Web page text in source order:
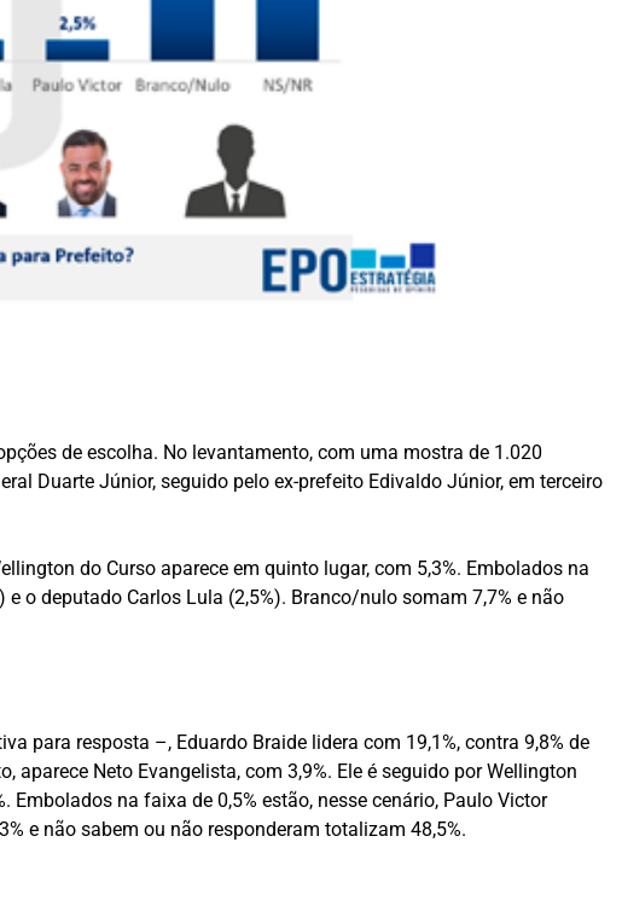
de escolha. No levantamento, com uma mostra de 1.020
Duarte Júnior, seguido pelo ex-prefeito Edivaldo Júnior, em terceiro
do Curso aparece em quinto lugar, com 5,3%. Embolados na
o deputado Carlos Lula (2,5%). Branco/nulo somam 7,7% e não
para resposta –, Eduardo Braide lidera com 19,1%, contra 9,8% de
Neto Evangelista, com 3,9%. Ele é seguido por Wellington
Embolados na faixa de 0,5% estão, nesse cenário, Paulo Victor
e não sabem ou não responderam totalizam 48,5%.